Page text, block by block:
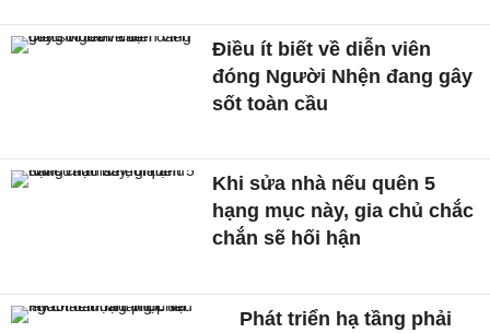
Điều ít biết về diễn viên
đóng Người Nhện đang gây
sốt toàn cầu
Khi sửa nhà nếu quên 5
hạng mục này, gia chủ chắc
chắn sẽ hối hận
Phát triển hạ tầng phải